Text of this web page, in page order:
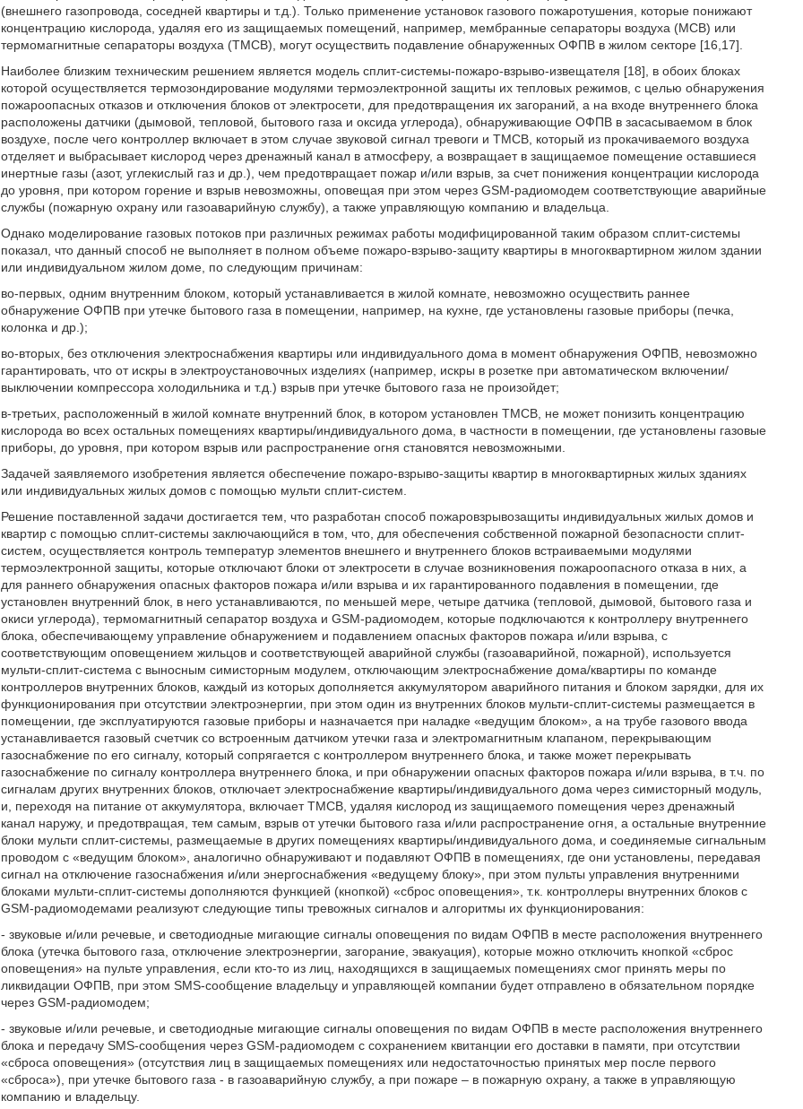
(внешнего газопровода, соседней квартиры и т.д.). Только применение установок газового пожаротушения, которые понижают
концентрацию кислорода, удаляя его из защищаемых помещений, например, мембранные сепараторы воздуха (МСВ) или
термомагнитные сепараторы воздуха (ТМСВ), могут осуществить подавление обнаруженных ОФПВ в жилом секторе [16,17].
Наиболее близким техническим решением является модель сплит-системы-пожаро-взрыво-извещателя [18], в обоих блоках
которой осуществляется термозондирование модулями термоэлектронной защиты их тепловых режимов, с целью обнаружения
пожароопасных отказов и отключения блоков от электросети, для предотвращения их загораний, а на входе внутреннего блока
расположены датчики (дымовой, тепловой, бытового газа и оксида углерода), обнаруживающие ОФПВ в засасываемом в блок
воздухе, после чего контроллер включает в этом случае звуковой сигнал тревоги и ТМСВ, который из прокачиваемого воздуха
отделяет и выбрасывает кислород через дренажный канал в атмосферу, а возвращает в защищаемое помещение оставшиеся
инертные газы (азот, углекислый газ и др.), чем предотвращает пожар и/или взрыв, за счет понижения концентрации кислорода
до уровня, при котором горение и взрыв невозможны, оповещая при этом через GSM-радиомодем соответствующие аварийные
службы (пожарную охрану или газоаварийную службу), а также управляющую компанию и владельца.
Однако моделирование газовых потоков при различных режимах работы модифицированной таким образом сплит-системы
показал, что данный способ не выполняет в полном объеме пожаро-взрыво-защиту квартиры в многоквартирном жилом здании
или индивидуальном жилом доме, по следующим причинам:
во-первых, одним внутренним блоком, который устанавливается в жилой комнате, невозможно осуществить раннее
обнаружение ОФПВ при утечке бытового газа в помещении, например, на кухне, где установлены газовые приборы (печка,
колонка и др.);
во-вторых, без отключения электроснабжения квартиры или индивидуального дома в момент обнаружения ОФПВ, невозможно
гарантировать, что от искры в электроустановочных изделиях (например, искры в розетке при автоматическом включении/
выключении компрессора холодильника и т.д.) взрыв при утечке бытового газа не произойдет;
в-третьих, расположенный в жилой комнате внутренний блок, в котором установлен ТМСВ, не может понизить концентрацию
кислорода во всех остальных помещениях квартиры/индивидуального дома, в частности в помещении, где установлены газовые
приборы, до уровня, при котором взрыв или распространение огня становятся невозможными.
Задачей заявляемого изобретения является обеспечение пожаро-взрыво-защиты квартир в многоквартирных жилых зданиях
или индивидуальных жилых домов с помощью мульти сплит-систем.
Решение поставленной задачи достигается тем, что разработан способ пожаровзрывозащиты индивидуальных жилых домов и
квартир с помощью сплит-системы заключающийся в том, что, для обеспечения собственной пожарной безопасности сплит-
систем, осуществляется контроль температур элементов внешнего и внутреннего блоков встраиваемыми модулями
термоэлектронной защиты, которые отключают блоки от электросети в случае возникновения пожароопасного отказа в них, а
для раннего обнаружения опасных факторов пожара и/или взрыва и их гарантированного подавления в помещении, где
установлен внутренний блок, в него устанавливаются, по меньшей мере, четыре датчика (тепловой, дымовой, бытового газа и
окиси углерода), термомагнитный сепаратор воздуха и GSM-радиомодем, которые подключаются к контроллеру внутреннего
блока, обеспечивающему управление обнаружением и подавлением опасных факторов пожара и/или взрыва, с
соответствующим оповещением жильцов и соответствующей аварийной службы (газоаварийной, пожарной), используется
мульти-сплит-система с выносным симисторным модулем, отключающим электроснабжение дома/квартиры по команде
контроллеров внутренних блоков, каждый из которых дополняется аккумулятором аварийного питания и блоком зарядки, для их
функционирования при отсутствии электроэнергии, при этом один из внутренних блоков мульти-сплит-системы размещается в
помещении, где эксплуатируются газовые приборы и назначается при наладке «ведущим блоком», а на трубе газового ввода
устанавливается газовый счетчик со встроенным датчиком утечки газа и электромагнитным клапаном, перекрывающим
газоснабжение по его сигналу, который сопрягается с контроллером внутреннего блока, и также может перекрывать
газоснабжение по сигналу контроллера внутреннего блока, и при обнаружении опасных факторов пожара и/или взрыва, в т.ч. по
сигналам других внутренних блоков, отключает электроснабжение квартиры/индивидуального дома через симисторный модуль,
и, переходя на питание от аккумулятора, включает ТМСВ, удаляя кислород из защищаемого помещения через дренажный
канал наружу, и предотвращая, тем самым, взрыв от утечки бытового газа и/или распространение огня, а остальные внутренние
блоки мульти сплит-системы, размещаемые в других помещениях квартиры/индивидуального дома, и соединяемые сигнальным
проводом с «ведущим блоком», аналогично обнаруживают и подавляют ОФПВ в помещениях, где они установлены, передавая
сигнал на отключение газоснабжения и/или энергоснабжения «ведущему блоку», при этом пульты управления внутренними
блоками мульти-сплит-системы дополняются функцией (кнопкой) «сброс оповещения», т.к. контроллеры внутренних блоков с
GSM-радиомодемами реализуют следующие типы тревожных сигналов и алгоритмы их функционирования:
- звуковые и/или речевые, и светодиодные мигающие сигналы оповещения по видам ОФПВ в месте расположения внутреннего
блока (утечка бытового газа, отключение электроэнергии, загорание, эвакуация), которые можно отключить кнопкой «сброс
оповещения» на пульте управления, если кто-то из лиц, находящихся в защищаемых помещениях смог принять меры по
ликвидации ОФПВ, при этом SMS-сообщение владельцу и управляющей компании будет отправлено в обязательном порядке
через GSM-радиомодем;
- звуковые и/или речевые, и светодиодные мигающие сигналы оповещения по видам ОФПВ в месте расположения внутреннего
блока и передачу SMS-сообщения через GSM-радиомодем с сохранением квитанции его доставки в памяти, при отсутствии
«сброса оповещения» (отсутствия лиц в защищаемых помещениях или недостаточностью принятых мер после первого
«сброса»), при утечке бытового газа - в газоаварийную службу, а при пожаре – в пожарную охрану, а также в управляющую
компанию и владельцу.